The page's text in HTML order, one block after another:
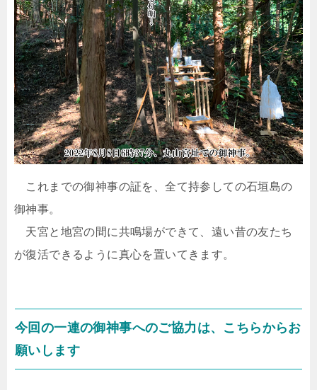
これまでの御神事の証を、全て持参しての石垣島の
御神事。
天宮と地宮の間に共鳴場ができて、遠い昔の友たち
が復活できるように真心を置いてきます。
今回の一連の御神事へのご協力は、こちらからお
願いします